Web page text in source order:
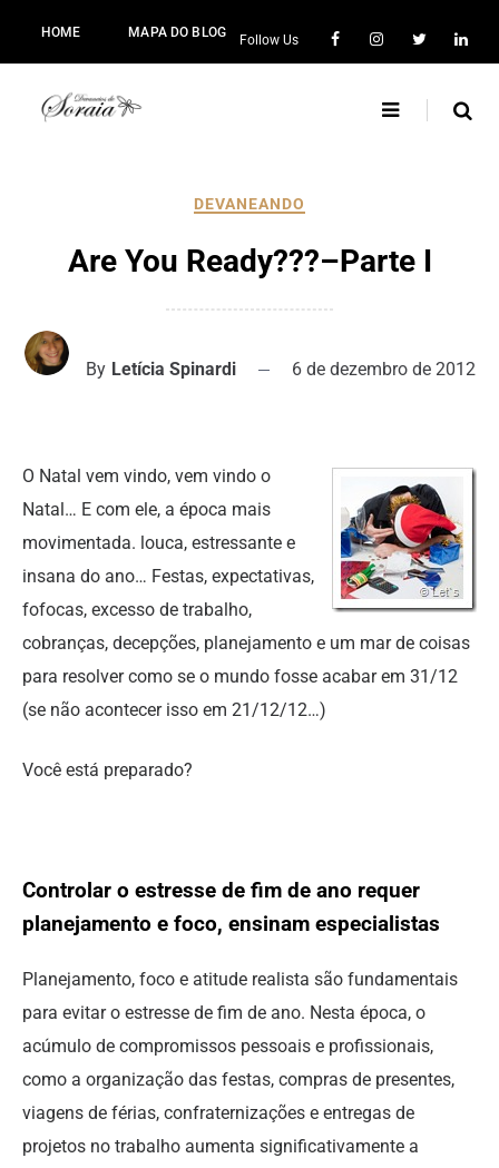
HOME MAPA DO BLOG
Follow Us
DEVANEANDO
Are You Ready???–Parte I
By Letícia Spinardi 6 de dezembro de 2012
O Natal vem vindo, vem vindo o
Natal… E com ele, a época mais
movimentada. louca, estressante e
insana do ano… Festas, expectativas,
fofocas, excesso de trabalho,
cobranças, decepções, planejamento e um mar de coisas
para resolver como se o mundo fosse acabar em 31/12
(se não acontecer isso em 21/12/12…)
Você está preparado?
Controlar o estresse de fim de ano requer
planejamento e foco, ensinam especialistas
Planejamento, foco e atitude realista são fundamentais
para evitar o estresse de fim de ano. Nesta época, o
acúmulo de compromissos pessoais e profissionais,
como a organização das festas, compras de presentes,
viagens de férias, confraternizações e entregas de
projetos no trabalho aumenta significativamente a